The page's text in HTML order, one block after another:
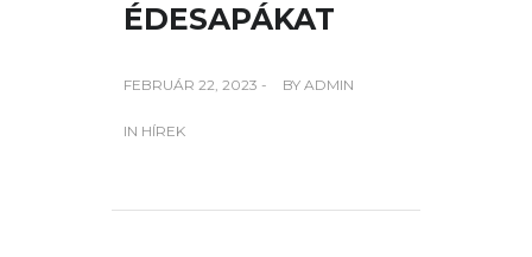
ÉDESAPÁKAT
FEBRUÁR 22, 2023 - BY ADMIN
IN HÍREK